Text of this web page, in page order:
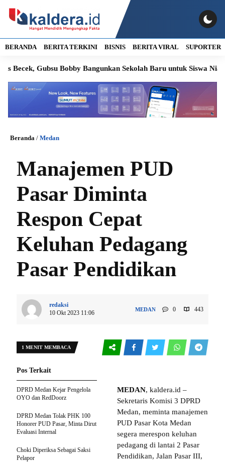
BERANDA BERITA TERKINI BISNIS BERITA VIRAL SUPORTER
Gubsu Bobby Bangunkan Sekolah Baru untuk Siswa Nias
Beranda / Medan
Manajemen PUD
Pasar Diminta
Respon Cepat
Keluhan Pedagang
Pasar Pendidikan
redaksi
10 Okt 2023 11:06
MEDAN 0 443
1 MENIT MEMBACA
MEDAN, kaldera.id –
Sekretaris Komisi 3 DPRD
Medan, meminta manajemen
PUD Pasar Kota Medan
segera merespon keluhan
pedagang di lantai 2 Pasar
Pendidikan, Jalan Pasar III,
Pos Terkait
DPRD Medan Kejar Pengelola
OYO dan RedDoorz
DPRD Medan Tolak PHK 100
Honorer PUD Pasar, Minta Dirut
Evaluasi Internal
Choki Diperiksa Sebagai Saksi
Pelapor